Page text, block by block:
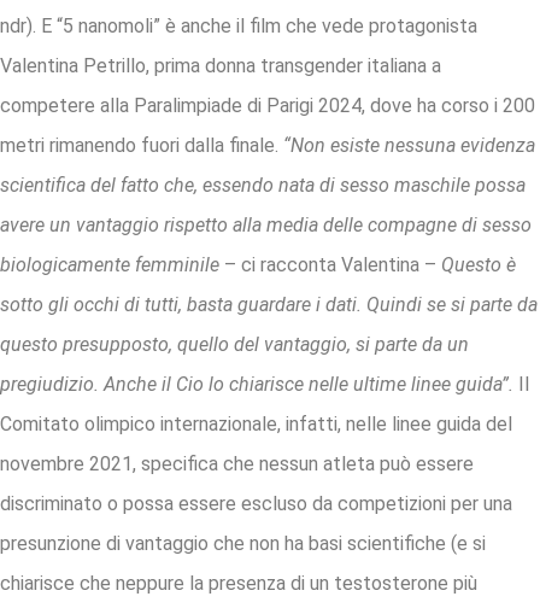
ndr). E “5 nanomoli” è anche il film che vede protagonista
Valentina Petrillo, prima donna transgender italiana a
competere alla Paralimpiade di Parigi 2024, dove ha corso i 200
metri rimanendo fuori dalla finale. “Non esiste nessuna evidenza
scientifica del fatto che, essendo nata di sesso maschile possa
avere un vantaggio rispetto alla media delle compagne di sesso
biologicamente femminile – ci racconta Valentina – Questo è
sotto gli occhi di tutti, basta guardare i dati. Quindi se si parte da
questo presupposto, quello del vantaggio, si parte da un
pregiudizio. Anche il Cio lo chiarisce nelle ultime linee guida”. Il
Comitato olimpico internazionale, infatti, nelle linee guida del
novembre 2021, specifica che nessun atleta può essere
discriminato o possa essere escluso da competizioni per una
presunzione di vantaggio che non ha basi scientifiche (e si
chiarisce che neppure la presenza di un testosterone più